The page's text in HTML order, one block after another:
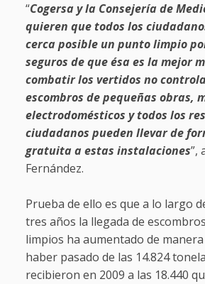
“Cogersa y la Consejería de
quieren que todos los
cerca posible un punto limpio
seguros de que ésa es la mejor
combatir los vertidos no
escombros de pequeñas obras,
electrodomésticos y todos los
ciudadanos pueden llevar de
gratuita a estas instalaciones”,
Fernández.
Prueba de ello es que a lo largo
tres años la llegada de
limpios ha aumentado de
haber pasado de las 14.824
recibieron en 2009 a las 18.440